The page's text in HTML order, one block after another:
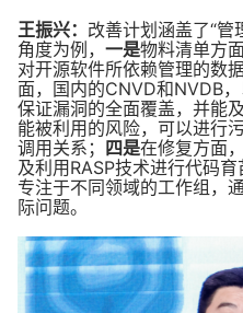
王振兴： 改善计划涵盖了“管
角度为例， 一是物料清单方
对开源软件所依赖管理的数据
面，国内的CNVD和NVDB
保证漏洞的全面覆盖，并能
能被利用的风险，可以进行
调用关系； 四是在修复方面
及利用RASP技术进行代码
专注于不同领域的工作组，
际问题。